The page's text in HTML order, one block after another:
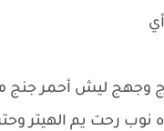
وجهج ليش أحمر جنج
نوب رحت يم الهيتر